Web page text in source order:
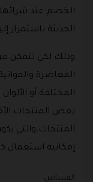
الخصم عند
الحديثة باستمرار
وذلك لكي تتمكن
المعاصرة
المختلفة أو
بعض المنتجات
المنتجات،والتي
إمكانية استعمال
الفساتين